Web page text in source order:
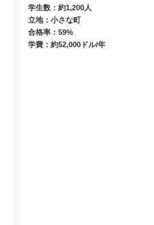
学生数：約1,200人
立地：小さな町
合格率：59%
学費：約52,000ドル/年